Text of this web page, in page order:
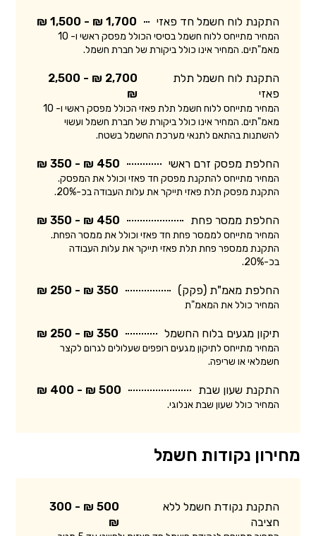
התקנת לוח חשמל חד פאזי 1,700 ₪ - 1,500 ₪
המחיר מתייחס ללוח חשמל בסיסי הכולל מפסק ראשי ו- 10
מאמ"תים. המחיר אינו כולל ביקורת של חברת חשמל.
התקנת לוח חשמל תלת
פאזי
2,700 ₪ - 2,500
₪
המחיר מתייחס ללוח חשמל תלת פאזי הכולל מפסק ראשי ו- 10
מאמ"תים. המחיר אינו כולל ביקורת של חברת חשמל ועשוי
להשתנות בהתאם לתנאי מערכת החשמל בשטח.
החלפת מפסק זרם ראשי 450 ₪ - 350 ₪
המחיר מתייחס להתקנת מפסק חד פאזי וכולל את המפסק.
התקנת מפסק תלת פאזי תייקר את עלות העבודה בכ-20%.
החלפת ממסר פחת 450 ₪ - 350 ₪
המחיר מתייחס לממסר פחת חד פאזי וכולל את ממסר הפחת.
התקנת ממספר פחת תלת פאזי תייקר את עלות העבודה
בכ-20%.
החלפת מאמ"ת (פקק) 350 ₪ - 250 ₪
המחיר כולל את המאמ"ת
תיקון מגעים בלוח החשמל 350 ₪ - 250 ₪
המחיר מתייחס לתיקון מגעים רופפים שעלולים לגרום לקצר
חשמלאי או שריפה.
התקנת שעון שבת 500 ₪ - 400 ₪
המחיר כולל שעון שבת אנלוגי.
מחירון נקודות חשמל
התקנת נקודת חשמל ללא
חציבה
500 ₪ - 300
₪